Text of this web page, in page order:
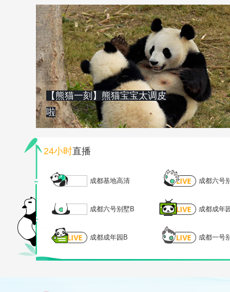
【熊猫一刻】熊猫宝宝太调皮
啦
24小时直播
成都基地高清 成都六号
成都六号别墅B 成都成年
成都成年园B 成都一号